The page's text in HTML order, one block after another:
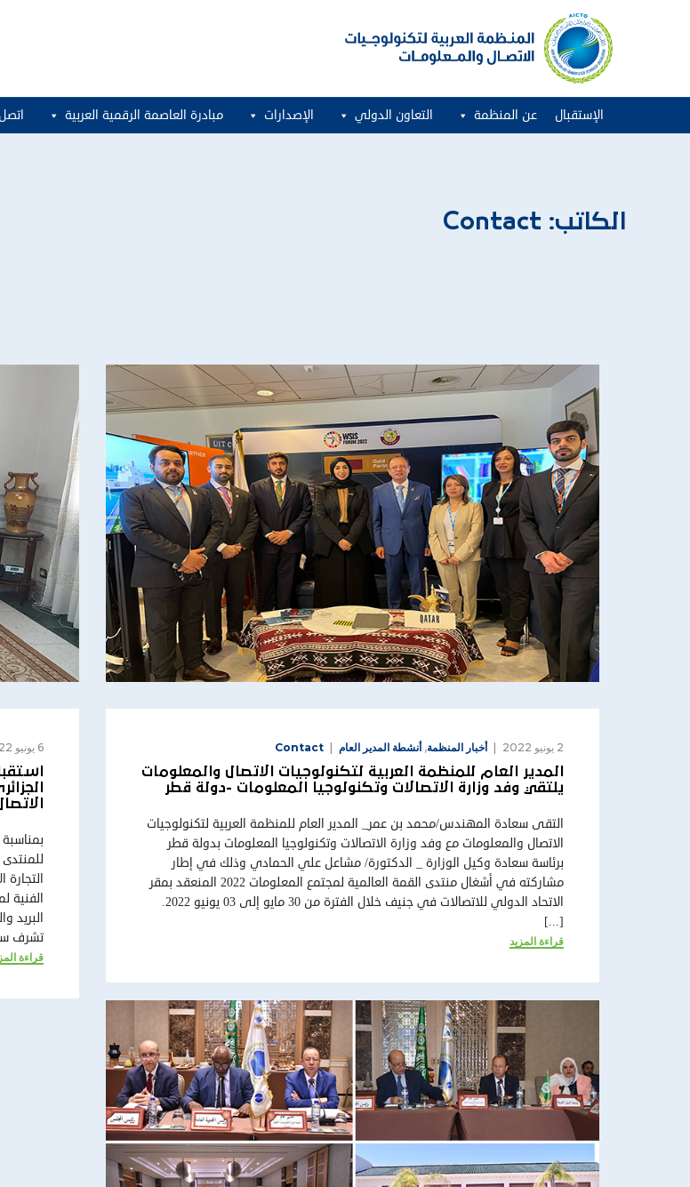
الإستقبال عن المنظمة التعاون الدولي الإصدارات مبادرة العاصمة الرقمية العربية
الكاتب: Contact
6 يونيو 2022
الفنية
البريد
تشرف
قراءة
2 يونيو 2022 أخبار المنظمة,أنشطة المدير العام
Contact
المدير العام للمنظمة العربية لتكنولوجيات الاتصال والمعلومات
يلتقي وفد وزارة الاتصالات وتكنولوجيا المعلومات -دولة قطر
التقى سعادة المهندس/محمد بن عمر_ المدير العام للمنظمة العربية لتكنولوجيات
الاتصال والمعلومات مع وفد وزارة الاتصالات وتكنولوجيا المعلومات بدولة قطر
برئاسة سعادة وكيل الوزارة _ الدكتورة/ مشاعل علي الحمادي وذلك في إطار
مشاركته في أشغال منتدى القمة العالمية لمجتمع المعلومات 2022 المنعقد بمقر
الاتحاد الدولي للاتصالات في جنيف خلال الفترة من 30 مايو إلى 03 يونيو 2022.
[...]
قراءة المزيد